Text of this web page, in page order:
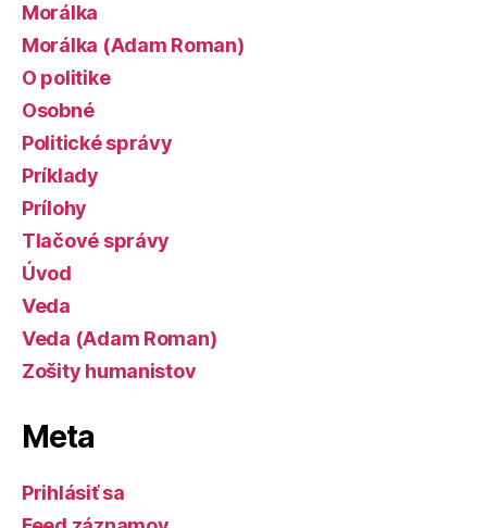
Morálka
Morálka (Adam Roman)
O politike
Osobné
Politické správy
Príklady
Prílohy
Tlačové správy
Úvod
Veda
Veda (Adam Roman)
Zošity humanistov
Meta
Prihlásiť sa